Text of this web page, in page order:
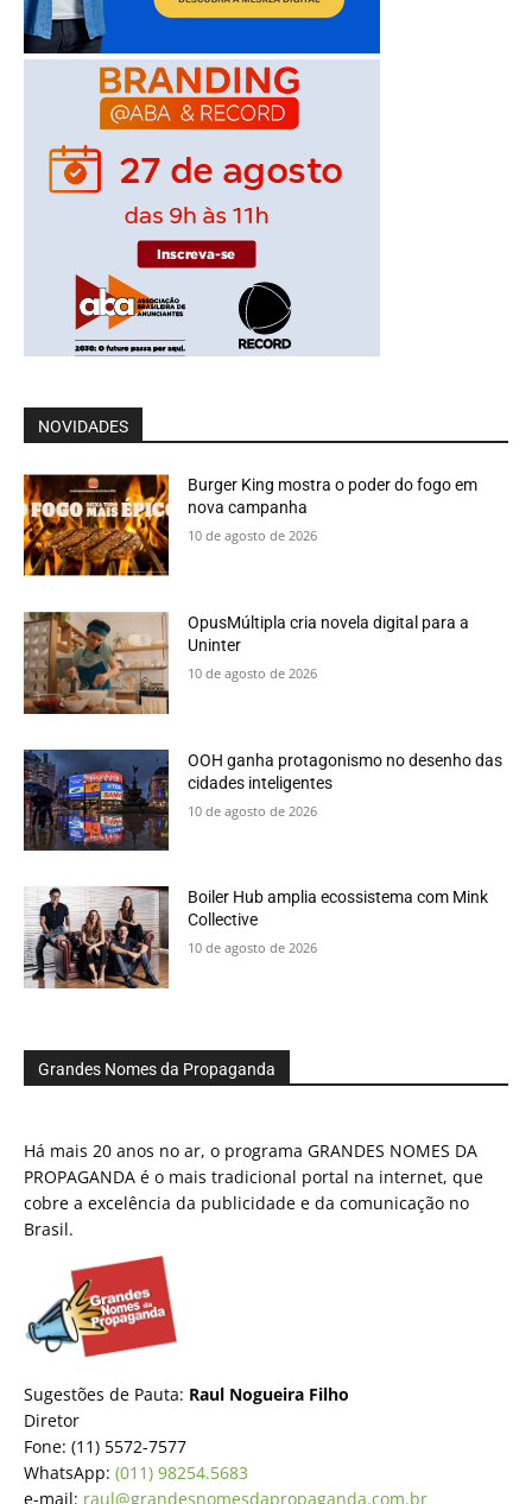
NOVIDADES
Burger King mostra o poder do fogo em
nova campanha
10 de agosto de 2026
OpusMúltipla cria novela digital para a
Uninter
10 de agosto de 2026
OOH ganha protagonismo no desenho das
cidades inteligentes
10 de agosto de 2026
Boiler Hub amplia ecossistema com Mink
Collective
10 de agosto de 2026
Grandes Nomes da Propaganda
Há mais 20 anos no ar, o programa GRANDES NOMES DA
PROPAGANDA é o mais tradicional portal na internet, que
cobre a excelência da publicidade e da comunicação no
Brasil.
Sugestões de Pauta: Raul Nogueira Filho
Diretor
Fone: (11) 5572-7577
WhatsApp: (011) 98254.5683
e-mail: raul@grandesnomesdapropaganda.com.br